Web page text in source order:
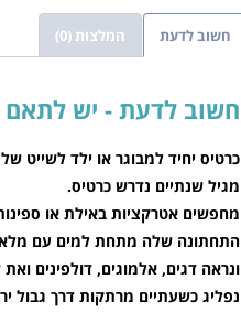
חשוב לדעת המלצות (0)
חשוב לדעת
כרטיס יחיד למבוגר או ילד לשייט
מגיל שנתיים נדרש כרטיס.
מחפשים אטרקציות באילת או
התחתונה שלה מתחת למים עם מלא
ונראה דגים, אלמוגים, דולפינים
נפליג כשעתיים מרתקות דרך גבול